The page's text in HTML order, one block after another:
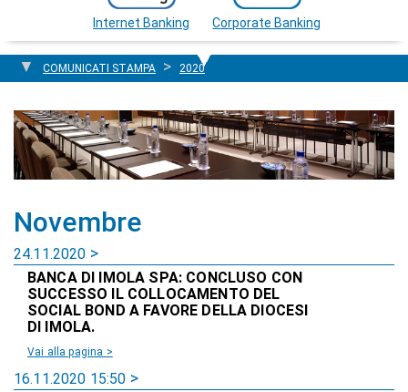
Internet Banking Corporate Banking
COMUNICATI STAMPA 2020
Novembre
24.11.2020
BANCA DI IMOLA SPA: CONCLUSO CON
SUCCESSO IL COLLOCAMENTO DEL
SOCIAL BOND A FAVORE DELLA DIOCESI
DI IMOLA.
Vai alla pagina >
16.11.2020 15:50